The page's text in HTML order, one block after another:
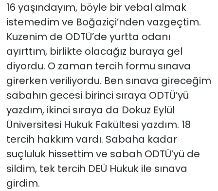
16 yaşındayım, böyle bir vebal almak
istemedim ve Boğaziçi’nden vazgeçtim.
Kuzenim de ODTÜ’de yurtta odanı
ayırttım, birlikte olacağız buraya gel
diyordu. O zaman tercih formu sınava
girerken veriliyordu. Ben sınava gireceğim
sabahın gecesi birinci sıraya ODTÜ’yü
yazdım, ikinci sıraya da Dokuz Eylül
Üniversitesi Hukuk Fakültesi yazdım. 18
tercih hakkım vardı. Sabaha kadar
suçluluk hissettim ve sabah ODTÜ’yü de
sildim, tek tercih DEÜ Hukuk ile sınava
girdim.